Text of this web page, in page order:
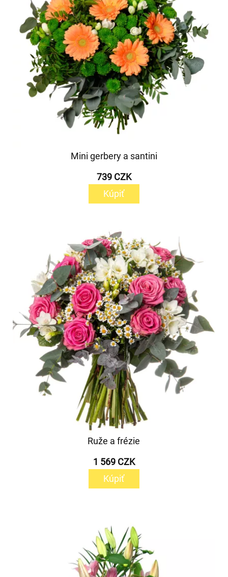
Mini gerbery a santini
739 CZK
Kúpiť
Ruže a frézie
1 569 CZK
Kúpiť